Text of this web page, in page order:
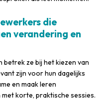
die
verandering en
ze bij het kiezen van
zijn voor hun dagelijks
en maak leren
korte, praktische sessies.